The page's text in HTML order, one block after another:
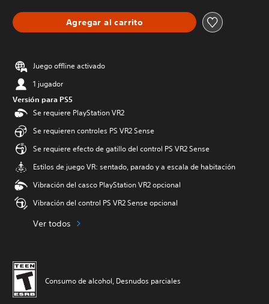
Agregar al carrito
Juego offline activado
1 jugador
Versión para PS5
Se requiere PlayStation VR2
Se requieren controles PS VR2 Sense
Se requiere efecto de gatillo del control PS VR2 Sense
Estilos de juego VR: sentado, parado y a escala de habitación
Vibración del casco PlayStation VR2 opcional
Vibración del control PS VR2 Sense opcional
Ver todos
Consumo de alcohol, Desnudos parciales